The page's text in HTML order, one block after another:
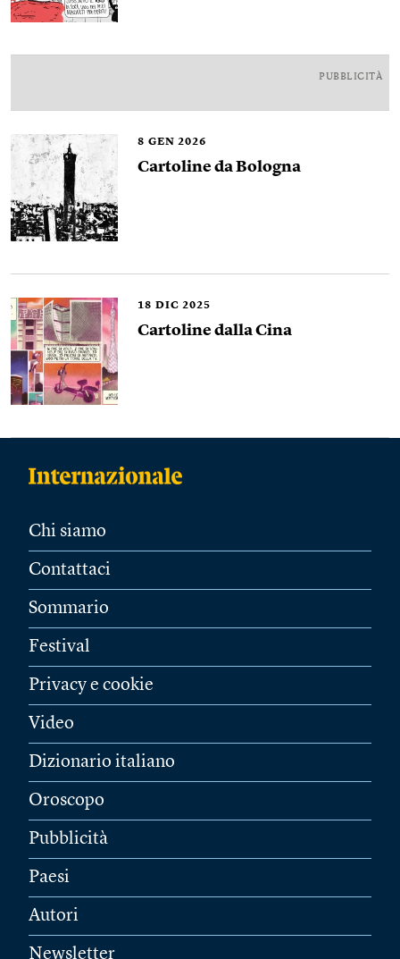
PUBBLICITÀ
8 GEN 2026
Cartoline da Bologna
18 DIC 2025
Cartoline dalla Cina
Chi siamo
Contattaci
Sommario
Festival
Privacy e cookie
Video
Dizionario italiano
Oroscopo
Pubblicità
Paesi
Autori
Newsletter